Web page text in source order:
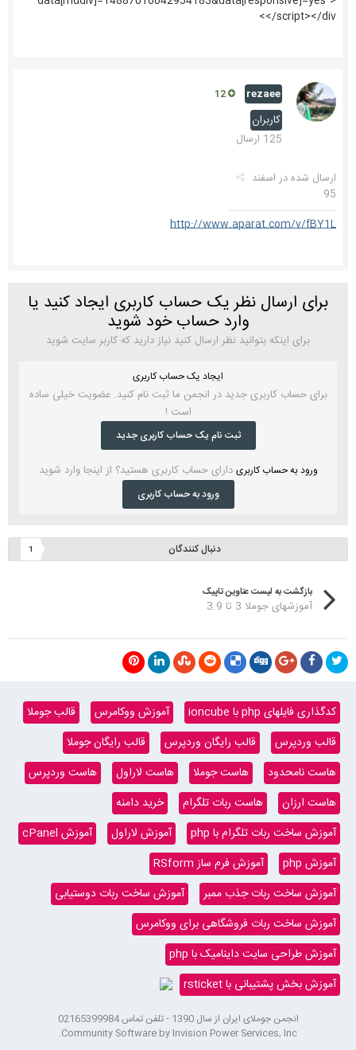
</script></div>
rezaee
کاربران
125 ارسال
ارسال شده در اسفند
95
http://www.aparat.com/v/fBY1L
برای ارسال نظر یک حساب کاربری ایجاد کنید یا
وارد حساب خود شوید
برای اینکه بتوانید نظر ارسال کنید نیاز دارید که کاربر سایت شوید
ایجاد یک حساب کاربری
برای حساب کاربری جدید در انجمن ما ثبت نام کنید. عضویت خیلی ساده
است !
ثبت نام یک حساب کاربری جدید
ورود به حساب کاربری دارای حساب کاربری هستید؟ از اینجا وارد شوید
ورود به حساب کاربری
دنبال کنندگان 1
بازگشت به لیست عناوین تاپیک
آموزشهای جوملا 3 تا 3.9
کدگذاری فایلهای php با ioncube آموزش ووکامرس
قالب جوملا
قالب وردپرس
قالب رایگان وردپرس
قالب رایگان جوملا
هاست نامحدود
هاست جوملا هاست لاراول
هاست وردپرس
هاست ارزان
هاست ربات تلگرام
خرید دامنه
آموزش ساخت ربات تلگرام با php
آموزش لاراول
آموزش cPanel
آموزش php
آموزش فرم ساز RSform
آموزش ساخت ربات جذب ممبر
آموزش ساخت ربات دوستیابی
آموزش ساخت ربات فروشگاهی برای ووکامرس
آموزش طراحی سایت داینامیک با php
آموزش بخش پشتیبانی با rsticket
انجمن جوملای ایران از سال 1390 - تلفن تماس 02165399984
Community Software by Invision Power Services, Inc.